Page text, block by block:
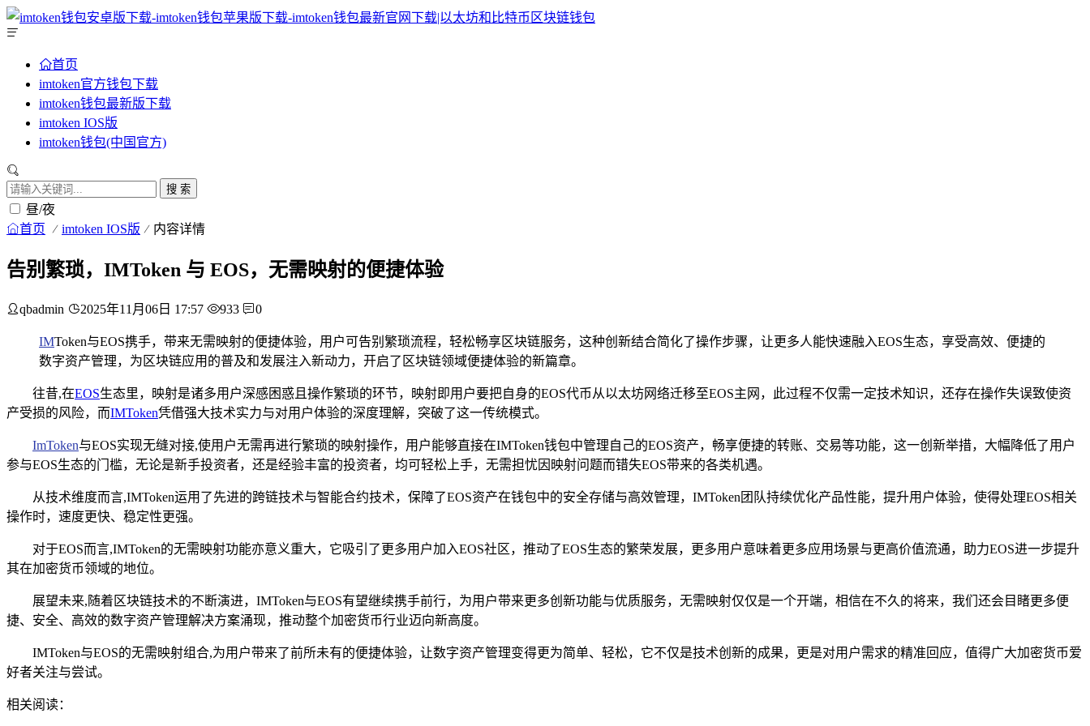
首页
imtoken官方钱包下载
imtoken钱包最新版下载
imtoken IOS版
imtoken钱包(中国官方)
搜 索
昼/夜
首页 imtoken IOS版 内容详情
告别繁琐，IMToken 与 EOS，无需映射的便捷体验
qbadmin 2025年11月06日 17:57 933 0
IMToken与EOS携手，带来无需映射的便捷体验，用户可告别繁琐流程，轻松畅享区块链服务，这种创新结合简化了操作步骤，让更多人能快速融入EOS生态，享受高效、便捷的
数字资产管理，为区块链应用的普及和发展注入新动力，开启了区块链领域便捷体验的新篇章。
往昔,在EOS生态里，映射是诸多用户深感困惑且操作繁琐的环节，映射即用户要把自身的EOS代币从以太坊网络迁移至EOS主网，此过程不仅需一定技术知识，还存在操作失误致使资
产受损的风险，而IMToken凭借强大技术实力与对用户体验的深度理解，突破了这一传统模式。
ImToken与EOS实现无缝对接,使用户无需再进行繁琐的映射操作，用户能够直接在IMToken钱包中管理自己的EOS资产，畅享便捷的转账、交易等功能，这一创新举措，大幅降低了用户
参与EOS生态的门槛，无论是新手投资者，还是经验丰富的投资者，均可轻松上手，无需担忧因映射问题而错失EOS带来的各类机遇。
从技术维度而言,IMToken运用了先进的跨链技术与智能合约技术，保障了EOS资产在钱包中的安全存储与高效管理，IMToken团队持续优化产品性能，提升用户体验，使得处理EOS相关
操作时，速度更快、稳定性更强。
对于EOS而言,IMToken的无需映射功能亦意义重大，它吸引了更多用户加入EOS社区，推动了EOS生态的繁荣发展，更多用户意味着更多应用场景与更高价值流通，助力EOS进一步提升
其在加密货币领域的地位。
展望未来,随着区块链技术的不断演进，IMToken与EOS有望继续携手前行，为用户带来更多创新功能与优质服务，无需映射仅仅是一个开端，相信在不久的将来，我们还会目睹更多便
捷、安全、高效的数字资产管理解决方案涌现，推动整个加密货币行业迈向新高度。
IMToken与EOS的无需映射组合,为用户带来了前所未有的便捷体验，让数字资产管理变得更为简单、轻松，它不仅是技术创新的成果，更是对用户需求的精准回应，值得广大加密货币爱
好者关注与尝试。
相关阅读：